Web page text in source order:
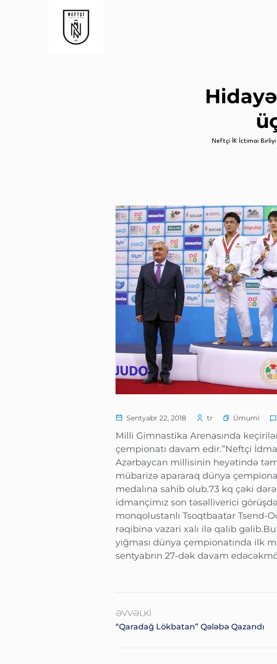
Neftçi İK İctimai Birliyi
Sentyabr 22, 2018 tr Ümumi
Milli Gimnastika Arenasında
çempionatı davam edir.”Neftçi
Azərbaycan millisinin heyətində
mübarizə apararaq dünya
medalına sahib olub.73 kq çəki
idmançimız son təsəlliverici görüşdə
monqolustanlı Tsoqtbaatar Tsend-
rəqibinə vazari xalı ilə qalib
yığması dünya çempionatında ilk
sentyabrın 27-dək davam
ƏVVƏLKI
“Qaradağ Lökbatan” Qələbə Qazandı